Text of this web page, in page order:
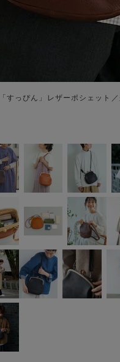
すっぴん」レザーポシェット